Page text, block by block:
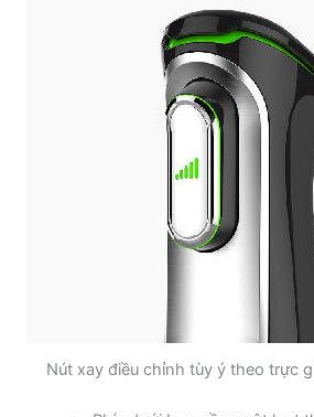
Nút xay điều chỉnh tùy ý theo trực